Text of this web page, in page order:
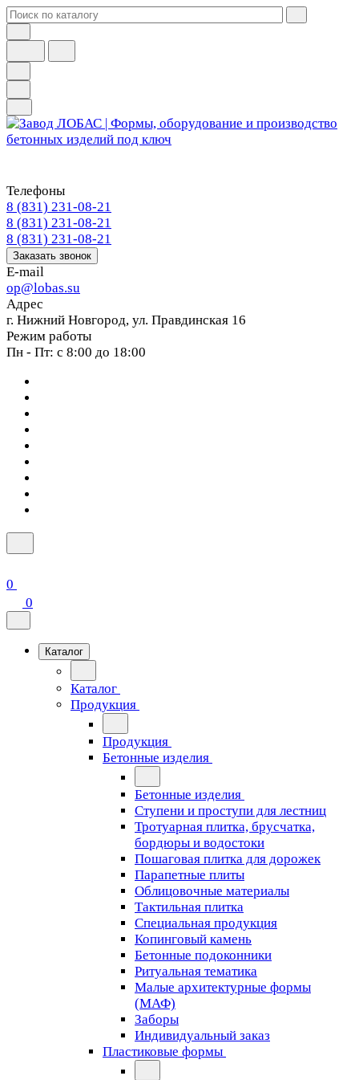
Телефоны
8 (831) 231-08-21
8 (831) 231-08-21
8 (831) 231-08-21
Заказать звонок
E-mail
op@lobas.su
Адрес
г. Нижний Новгород, ул. Правдинская 16
Режим работы
Пн - Пт: с 8:00 до 18:00
0
0
Каталог
Каталог
Продукция
Продукция
Бетонные изделия
Бетонные изделия
Ступени и проступи для лестниц
Тротуарная плитка, брусчатка,
бордюры и водостоки
Пошаговая плитка для дорожек
Парапетные плиты
Облицовочные материалы
Тактильная плитка
Специальная продукция
Копинговый камень
Бетонные подоконники
Ритуальная тематика
Малые архитектурные формы
(МАФ)
Заборы
Индивидуальный заказ
Пластиковые формы